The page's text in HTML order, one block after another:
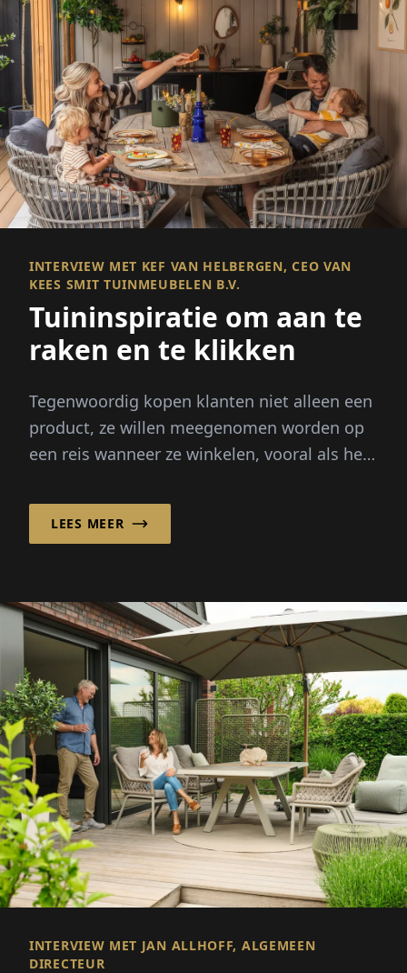
INTERVIEW MET KEF VAN HELBERGEN, CEO VAN
KEES SMIT TUINMEUBELEN B.V.
Tuininspiratie om aan te
raken en te klikken
Tegenwoordig kopen klanten niet alleen een
product, ze willen meegenomen worden op
een reis wanneer ze winkelen, vooral als het
LEES MEER
INTERVIEW MET JAN ALLHOFF, ALGEMEEN
DIRECTEUR